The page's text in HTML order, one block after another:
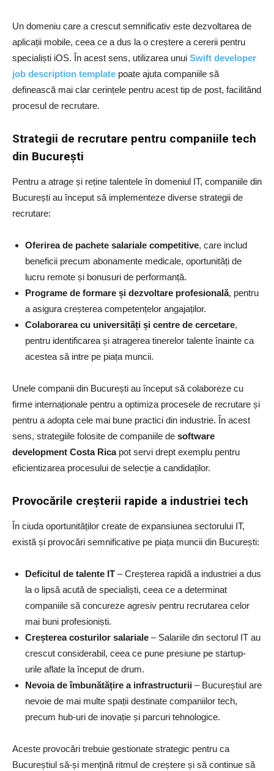
Un domeniu care a crescut semnificativ este dezvoltarea de
aplicații mobile, ceea ce a dus la o creștere a cererii pentru
specialiști iOS. În acest sens, utilizarea unui Swift developer
job description template poate ajuta companiile să
definească mai clar cerințele pentru acest tip de post, facilitând
procesul de recrutare.
Strategii de recrutare pentru companiile tech
din București
Pentru a atrage și reține talentele în domeniul IT, companiile din
București au început să implementeze diverse strategii de
recrutare:
Oferirea de pachete salariale competitive, care includ
beneficii precum abonamente medicale, oportunități de
lucru remote și bonusuri de performanță.
Programe de formare și dezvoltare profesională, pentru
a asigura creșterea competențelor angajaților.
Colaborarea cu universități și centre de cercetare,
pentru identificarea și atragerea tinerelor talente înainte ca
acestea să intre pe piața muncii.
Unele companii din București au început să colaboreze cu
firme internaționale pentru a optimiza procesele de recrutare și
pentru a adopta cele mai bune practici din industrie. În acest
sens, strategiile folosite de companiile de software
development Costa Ricapot servi drept exemplu pentru
eficientizarea procesului de selecție a candidaților.
Provocările creșterii rapide a industriei tech
În ciuda oportunităților create de expansiunea sectorului IT,
există și provocări semnificative pe piața muncii din București:
Deficitul de talente IT – Creșterea rapidă a industriei a dus
la o lipsă acută de specialiști, ceea ce a determinat
companiile să concureze agresiv pentru recrutarea celor
mai buni profesioniști.
Creșterea costurilor salariale – Salariile din sectorul IT au
crescut considerabil, ceea ce pune presiune pe startup-
urile aflate la început de drum.
Nevoia de îmbunătățire a infrastructurii – Bucureștiul are
nevoie de mai multe spații destinate companiilor tech,
precum hub-uri de inovație și parcuri tehnologice.
Aceste provocări trebuie gestionate strategic pentru ca
Bucureștiul să-și mențină ritmul de creștere și să continue să